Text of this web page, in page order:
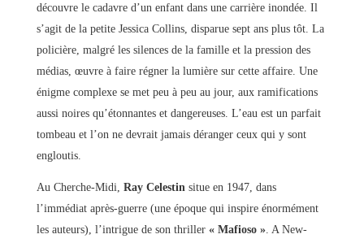
découvre le cadavre d’un enfant dans une carrière inondée. Il
s’agit de la petite Jessica Collins, disparue sept ans plus tôt. La
policière, malgré les silences de la famille et la pression des
médias, œuvre à faire régner la lumière sur cette affaire. Une
énigme complexe se met peu à peu au jour, aux ramifications
aussi noires qu’étonnantes et dangereuses. L’eau est un parfait
tombeau et l’on ne devrait jamais déranger ceux qui y sont
engloutis.
Au Cherche-Midi, Ray Celestin situe en 1947, dans
l’immédiat après-guerre (une époque qui inspire énormément
les auteurs), l’intrigue de son thriller « Mafioso ». A New-